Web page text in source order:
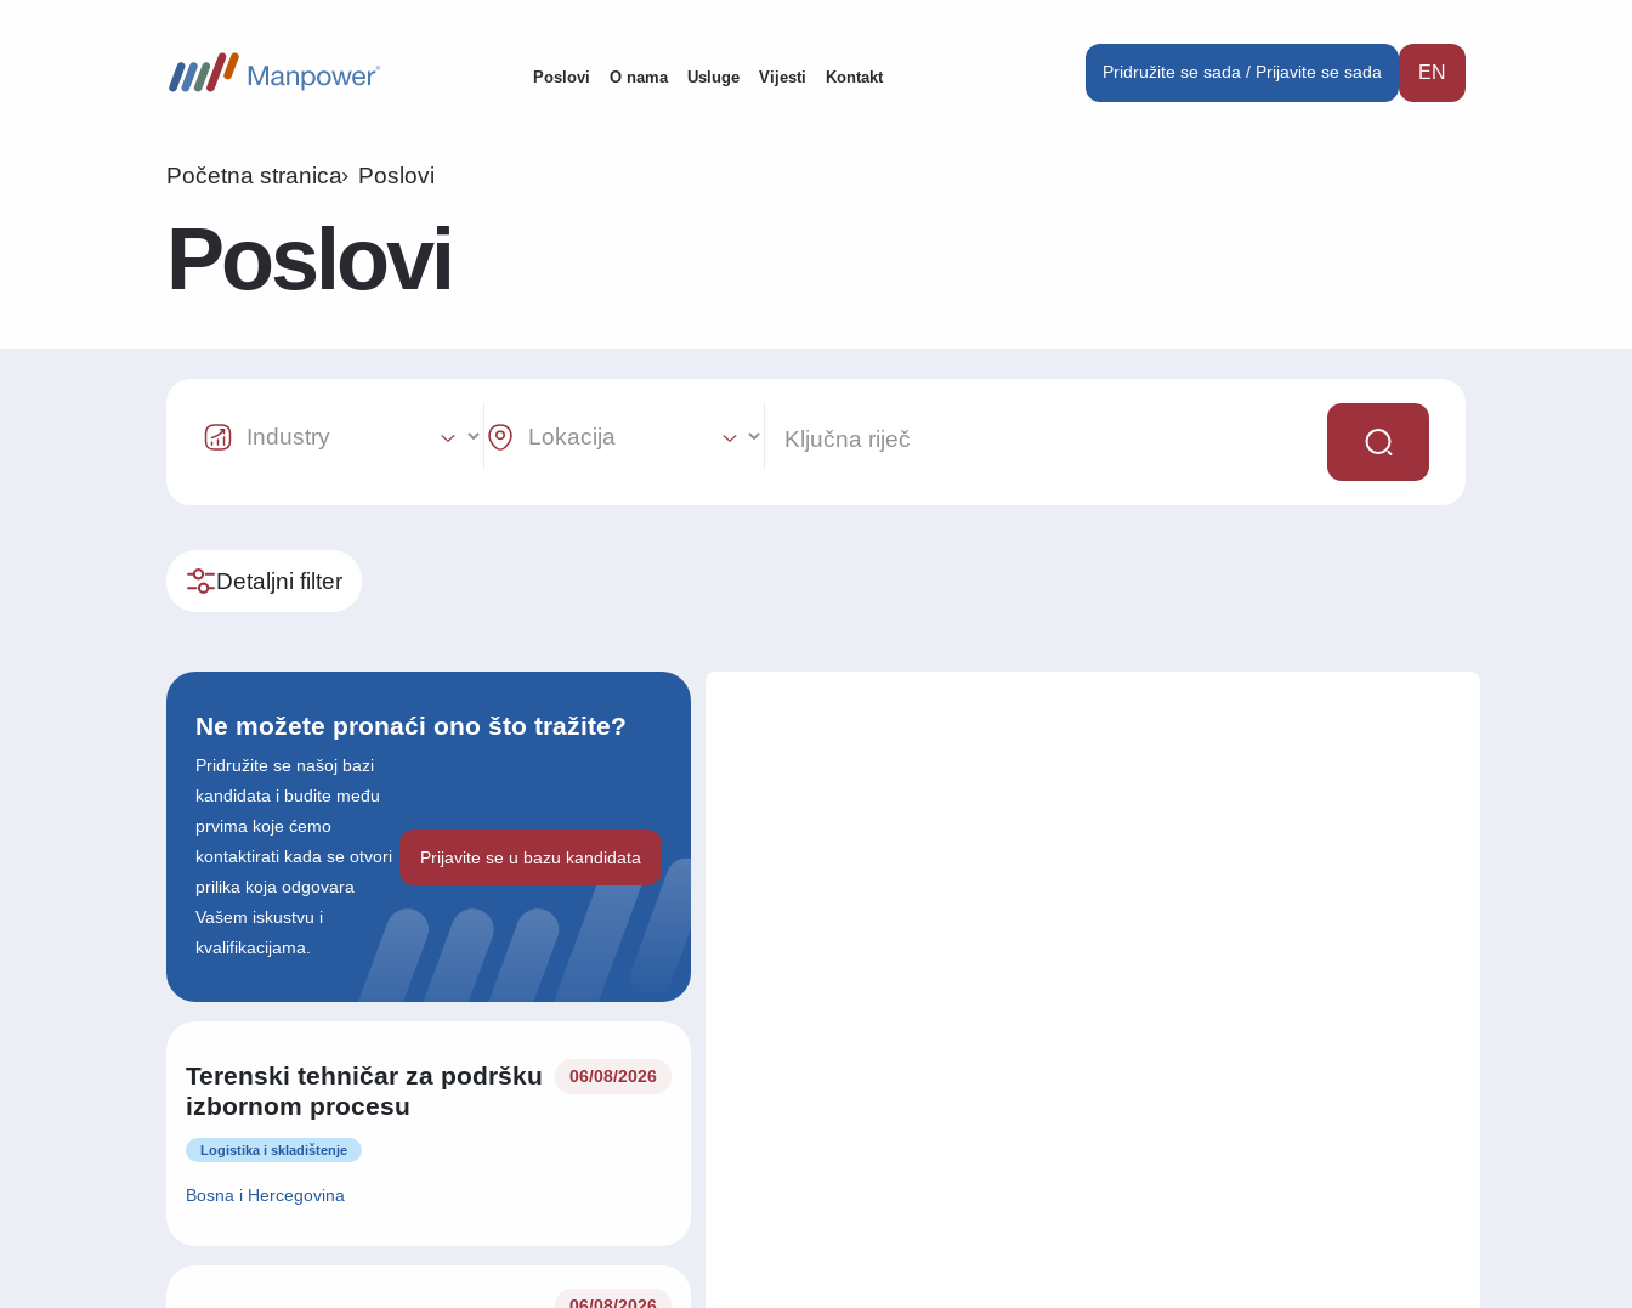
Poslovi O nama Usluge Vijesti Kontakt Pridružite se sada / Prijavite se sada EN
Početna stranica Poslovi
Poslovi
Industry Select Location Select
Detaljni filter
Ne možete pronaći ono što tražite?
Pridružite se našoj bazi
kandidata i budite među
prvima koje ćemo
kontaktirati kada se otvori
prilika koja odgovara
Vašem iskustvu i
kvalifikacijama.
Prijavite se u bazu kandidata
Terenski tehničar za podršku
izbornom procesu
06/08/2026
Logistika i skladištenje
Bosna i Hercegovina